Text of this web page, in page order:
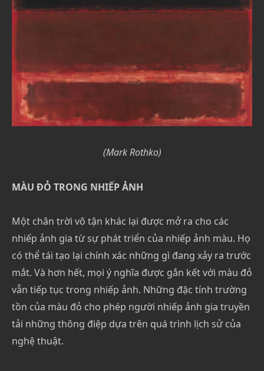
(Mark Rothko)
MÀU ĐỎ TRONG NHIẾP ẢNH
Một chân trời vô tận khác lại được mở ra cho các
nhiếp ảnh gia từ sự phát triển của nhiếp ảnh màu. Họ
có thể tái tạo lại chính xác những gì đang xảy ra trước
mắt. Và hơn hết, mọi ý nghĩa được gắn kết với màu đỏ
vẫn tiếp tục trong nhiếp ảnh. Những đặc tính trường
tồn của màu đỏ cho phép người nhiếp ảnh gia truyền
tải những thông điệp dựa trên quá trình lịch sử của
nghệ thuật.